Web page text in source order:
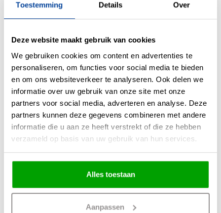
Toestemming Details Over
Deze website maakt gebruik van cookies
We gebruiken cookies om content en advertenties te
personaliseren, om functies voor social media te bieden
en om ons websiteverkeer te analyseren. Ook delen we
informatie over uw gebruik van onze site met onze
partners voor social media, adverteren en analyse. Deze
partners kunnen deze gegevens combineren met andere
informatie die u aan ze heeft verstrekt of die ze hebben
verzameld op basis van uw gebruik van hun services.
Alles toestaan
Aanpassen
Spot Scolo Brons-
Goud GU10 2-
Lichts
Spot Scolo Beige
GU10 3-Lichts
Balk
1 2 3